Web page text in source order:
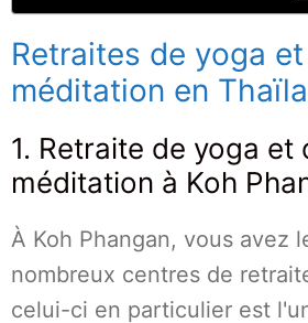
Retraites de yoga
méditation en
1. Retraite de yoga et
méditation à Koh
À Koh Phangan, vous avez
nombreux centres de
celui-ci en particulier est